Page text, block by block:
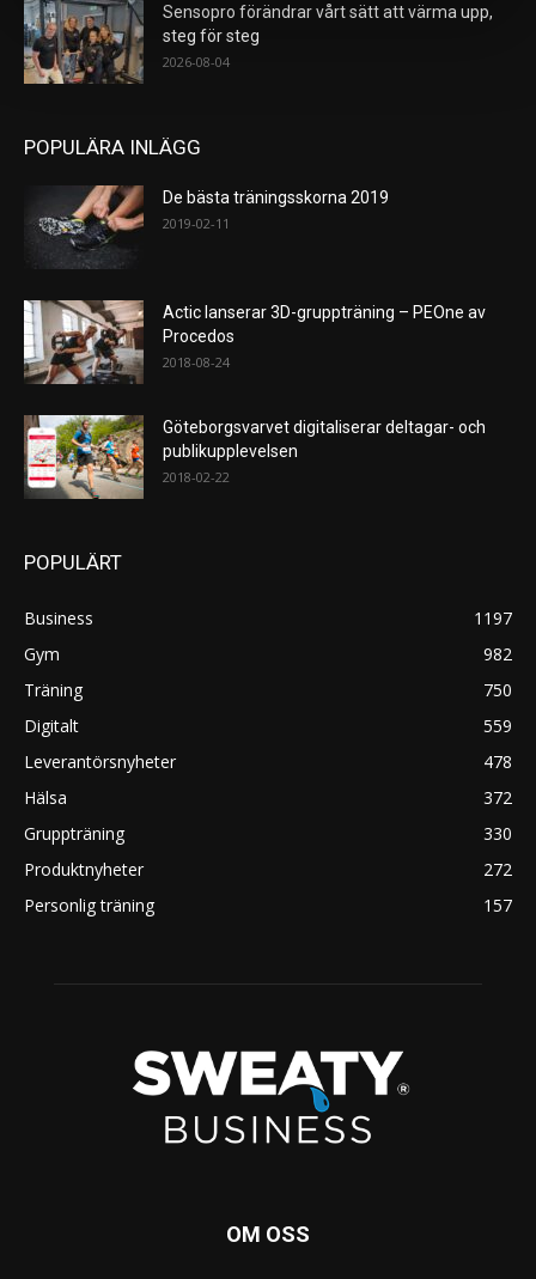
Sensopro förändrar vårt sätt att värma upp,
steg för steg
2026-08-04
POPULÄRA INLÄGG
De bästa träningsskorna 2019
2019-02-11
Actic lanserar 3D-gruppträning – PEOne av
Procedos
2018-08-24
Göteborgsvarvet digitaliserar deltagar- och
publikupplevelsen
2018-02-22
POPULÄRT
Business
1197
Gym
982
Träning
750
Digitalt
559
Leverantörsnyheter
478
Hälsa
372
Gruppträning
330
Produktnyheter
272
Personlig träning
157
OM OSS